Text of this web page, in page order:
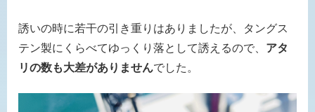
誘いの時に若干の引き重りはありましたが、タングス
テン製にくらべてゆっくり落として誘えるので、 アタ
リの数も大差がありませんでした。